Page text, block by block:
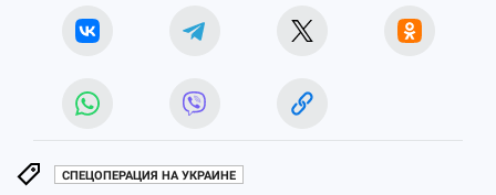
СПЕЦОПЕРАЦИЯ НА УКРАИНЕ